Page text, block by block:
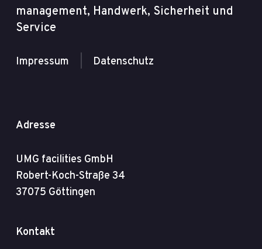
management, Handwerk, Sicherheit und
Service
Impressum Datenschutz
Adresse
UMG facilities GmbH
Robert-Koch-Straße 34
37075 Göttingen
Kontakt